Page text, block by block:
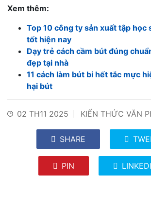
Xem thêm:
Top 10 công ty sản xuất tập học
tốt hiện nay
Dạy trẻ cách cầm bút đúng
đẹp tại nhà
11 cách làm bút bi hết tắc mực
hại bút
02 TH11 2025 KIẾN THỨC VĂN
SHARE
PIN